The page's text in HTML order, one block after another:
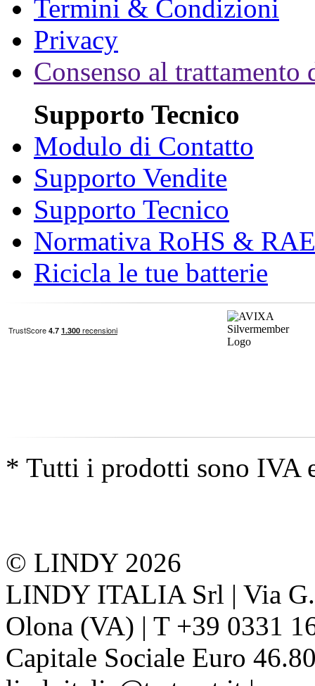
Termini & Condizioni
Privacy
Consenso al trattamento
Supporto Tecnico
Modulo di Contatto
Supporto Vendite
Supporto Tecnico
Normativa RoHS &
Ricicla le tue batterie
* Tutti i prodotti sono IVA
© LINDY 2026
LINDY ITALIA Srl | Via
Olona (VA) | T +39 0331
Capitale Sociale Euro